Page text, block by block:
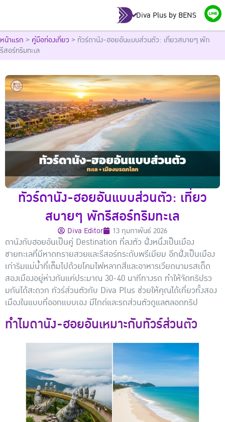
Diva Plus by BENS
หน้าแรก > คู่มือท่องเที่ยว > ทัวร์ดานัง-ฮอยอันแบบส่วนตัว: เที่ยวสบายๆ พัก
รีสอร์ทริมทะเล
ทัวร์ดานัง-ฮอยอันแบบส่วนตัว: เที่ยว
สบายๆ พักรีสอร์ทริมทะเล
Diva Editor 13 กุมภาพันธ์ 2026
ดานังกับฮอยอันเป็นคู่ Destination ที่ลงตัว ฝั่งหนึ่งเป็นเมือง
ชายทะเลที่มีหาดทรายสวยและรีสอร์ทระดับพรีเมียม อีกฝั่งเป็นเมือง
เก่าริมแม่น้ำที่เต็มไปด้วยโคมไฟหลากสีและอาหารเวียดนามรสเด็ด
สองเมืองอยู่ห่างกันแค่ประมาณ 30-40 นาทีทางรถ ทำให้จัดทริปรว
มกันได้สะดวก ทัวร์ส่วนตัวกับ Diva Plus ช่วยให้คุณได้เที่ยวทั้งสอง
เมืองในแบบที่ออกแบบเอง มีไกด์และรถส่วนตัวดูแลตลอดทริป
ทำไมดานัง-ฮอยอันเหมาะกับทัวร์ส่วนตัว